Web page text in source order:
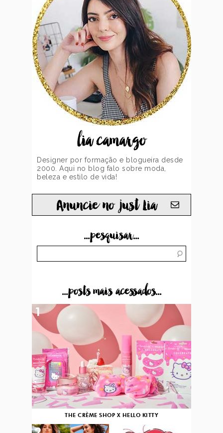
lia camargo
Designer por formação e blogueira desde
2000. Aqui no blog falo sobre moda,
beleza e estilo de vida!
Anuncie no just Lia
...pesquisar...
...posts mais acessados...
THE CRÈME SHOP X HELLO KITTY
1